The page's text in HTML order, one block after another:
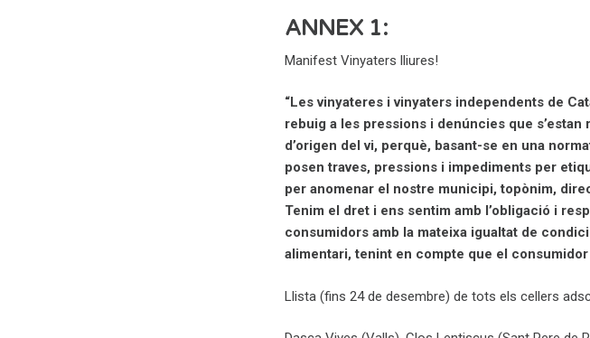
ANNEX 1:
Manifest Vinyaters lliures!
“Les vinyateres i vinyaters independents de
rebuig a les pressions i denúncies que
d’origen del vi, perquè, basant-se en una
posen traves, pressions i impediments per
per anomenar el nostre municipi, topònim,
Tenim el dret i ens sentim amb l’obligació i
consumidors amb la mateixa igualtat de
alimentari, tenint en compte que el
Llista (fins 24 de desembre) de tots els cellers